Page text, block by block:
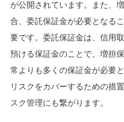
が公開されています。また、
合、委託保証金が必要となる
要です。委託保証金は、信用
預ける保証金のことで、増担
常よりも多くの保証金が必要
リスクをカバーするための措
スク管理にも繋がります。